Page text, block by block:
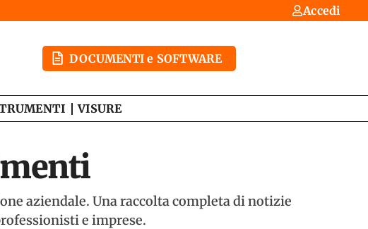
Accedi
DOCUMENTI e SOFTWARE
VISURE
aziendale. Una raccolta completa di notizie
e imprese.